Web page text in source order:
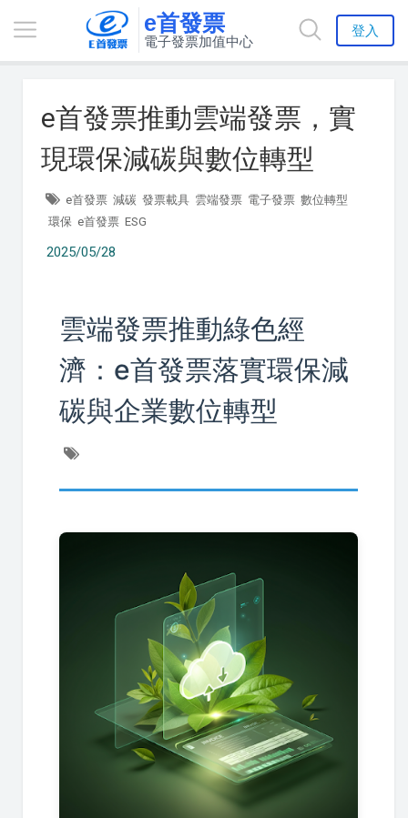
e首發票
電子發票加值中心
登入
e首發票推動雲端發票，實
現環保減碳與數位轉型
e首發票 減碳 發票載具 雲端發票 電子發票 數位轉型
環保 e首發票 ESG
2025/05/28
雲端發票推動綠色經
濟：e首發票落實環保減
碳與企業數位轉型